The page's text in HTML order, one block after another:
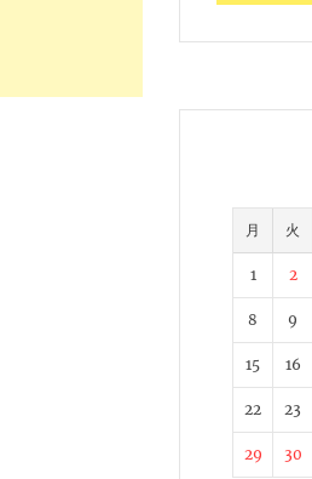
月 火
1 2
8 9
15 16
22 23
29 30